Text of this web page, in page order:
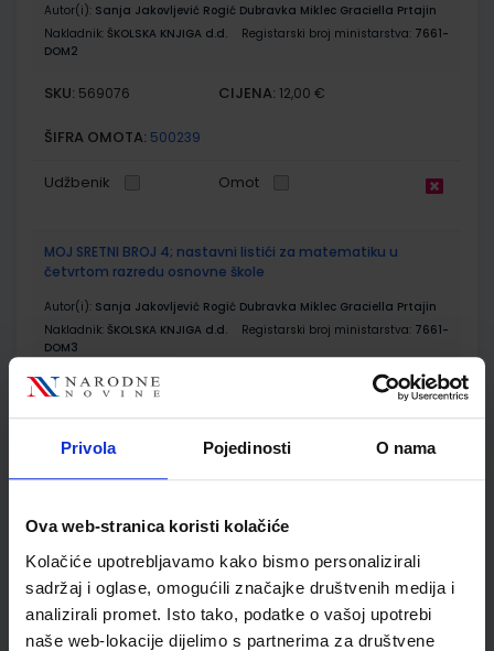
Privola Pojedinosti O nama
Ova web-stranica koristi kolačiće
Kolačiće upotrebljavamo kako bismo personalizirali
sadržaj i oglase, omogućili značajke društvenih medija i
analizirali promet. Isto tako, podatke o vašoj upotrebi
naše web-lokacije dijelimo s partnerima za društvene
Autor(i): Sanja Jakovljević Rogić Dubravka Miklec Graciella Prtajin
Nakladnik: ŠKOLSKA KNJIGA d.d. Registarski broj ministarstva: 7661-
DOM2
SKU: 569076 CIJENA: 12,00 €
ŠIFRA OMOTA: 500239
Udžbenik Omot
MOJ SRETNI BROJ 4; nastavni listići za matematiku u
četvrtom razredu osnovne škole
Autor(i): Sanja Jakovljević Rogić Dubravka Miklec Graciella Prtajin
Nakladnik: ŠKOLSKA KNJIGA d.d. Registarski broj ministarstva: 7661-
DOM3
SKU: 569077
Udžbenik
škole
Nakladnik:
Registarski broj ministarstva: